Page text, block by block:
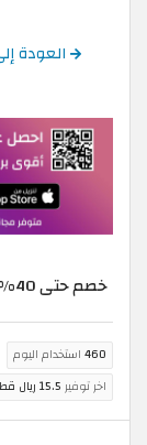
خصم حتى 40% + كوبون 10%
460 استخدام اليوم
اخر توفير 15.5 ريال قطري